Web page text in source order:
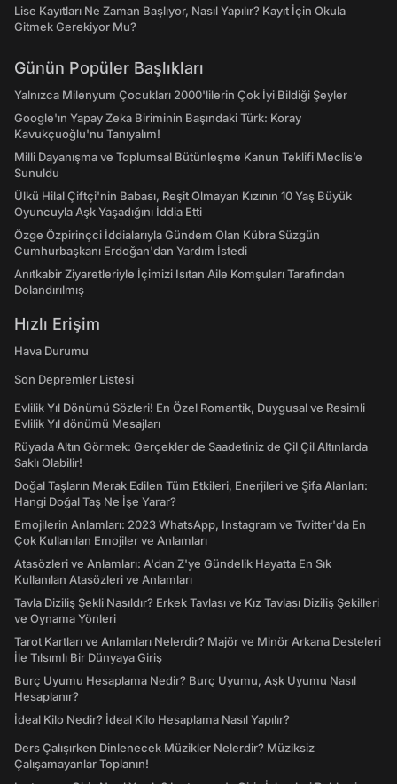
Lise Kayıtları Ne Zaman Başlıyor, Nasıl Yapılır? Kayıt İçin Okula
Gitmek Gerekiyor Mu?
Günün Popüler Başlıkları
Yalnızca Milenyum Çocukları 2000'lilerin Çok İyi Bildiği Şeyler
Google'ın Yapay Zeka Biriminin Başındaki Türk: Koray
Kavukçuoğlu'nu Tanıyalım!
Milli Dayanışma ve Toplumsal Bütünleşme Kanun Teklifi Meclis’e
Sunuldu
Ülkü Hilal Çiftçi'nin Babası, Reşit Olmayan Kızının 10 Yaş Büyük
Oyuncuyla Aşk Yaşadığını İddia Etti
Özge Özpirinçci İddialarıyla Gündem Olan Kübra Süzgün
Cumhurbaşkanı Erdoğan'dan Yardım İstedi
Anıtkabir Ziyaretleriyle İçimizi Isıtan Aile Komşuları Tarafından
Dolandırılmış
Hızlı Erişim
Hava Durumu
Son Depremler Listesi
Evlilik Yıl Dönümü Sözleri! En Özel Romantik, Duygusal ve Resimli
Evlilik Yıl dönümü Mesajları
Rüyada Altın Görmek: Gerçekler de Saadetiniz de Çil Çil Altınlarda
Saklı Olabilir!
Doğal Taşların Merak Edilen Tüm Etkileri, Enerjileri ve Şifa Alanları:
Hangi Doğal Taş Ne İşe Yarar?
Emojilerin Anlamları: 2023 WhatsApp, Instagram ve Twitter'da En
Çok Kullanılan Emojiler ve Anlamları
Atasözleri ve Anlamları: A'dan Z'ye Gündelik Hayatta En Sık
Kullanılan Atasözleri ve Anlamları
Tavla Diziliş Şekli Nasıldır? Erkek Tavlası ve Kız Tavlası Diziliş Şekilleri
ve Oynama Yönleri
Tarot Kartları ve Anlamları Nelerdir? Majör ve Minör Arkana Desteleri
İle Tılsımlı Bir Dünyaya Giriş
Burç Uyumu Hesaplama Nedir? Burç Uyumu, Aşk Uyumu Nasıl
Hesaplanır?
İdeal Kilo Nedir? İdeal Kilo Hesaplama Nasıl Yapılır?
Ders Çalışırken Dinlenecek Müzikler Nelerdir? Müziksiz
Çalışamayanlar Toplanın!